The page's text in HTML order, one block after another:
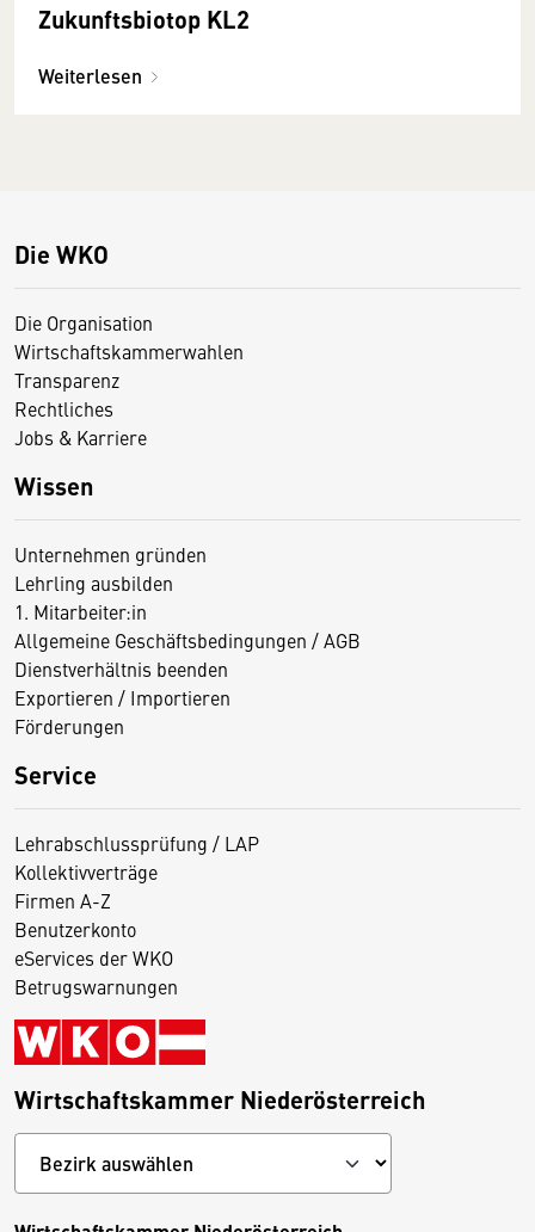
Zukunftsbiotop KL2
Weiterlesen
Die WKO
Die Organisation
Wirtschaftskammerwahlen
Transparenz
Rechtliches
Jobs & Karriere
Wissen
Unternehmen gründen
Lehrling ausbilden
1. Mitarbeiter:in
Allgemeine Geschäftsbedingungen / AGB
Dienstverhältnis beenden
Exportieren / Importieren
Förderungen
Service
Lehrabschlussprüfung / LAP
Kollektivverträge
Firmen A-Z
Benutzerkonto
eServices der WKO
Betrugswarnungen
Wirtschaftskammer Niederösterreich